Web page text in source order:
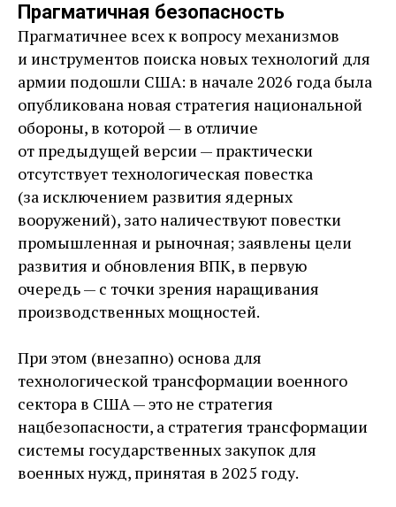
Прагматичная безопасность
Прагматичнее всех к вопросу механизмов
и инструментов поиска новых технологий для
армии подошли США: в начале 2026 года была
опубликована новая стратегия национальной
обороны, в которой — ​в отличие
от предыдущей версии — ​практически
отсутствует технологическая повестка
(за исключением развития ядерных
вооружений), зато наличествуют повестки
промышленная и рыночная; заявлены цели
развития и обновления ВПК, в первую
очередь — ​с точки зрения наращивания
производственных мощностей.
При этом (внезапно) основа для
технологической трансформации военного
сектора в США — ​это не стратегия
нацбезопасности, а стратегия трансформации
системы государственных закупок для
военных нужд, принятая в 2025 году.